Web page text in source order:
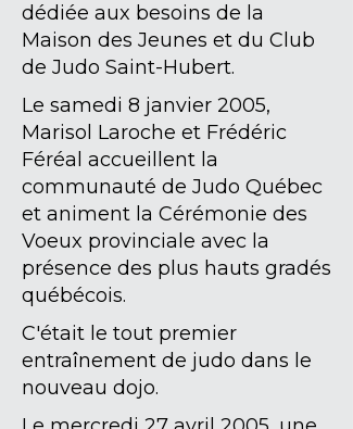
dédiée aux besoins de la
Maison des Jeunes et du Club
de Judo Saint-Hubert.
Le samedi 8 janvier 2005,
Marisol Laroche et Frédéric
Féréal accueillent la
communauté de Judo Québec
et animent la Cérémonie des
Voeux provinciale avec la
présence des plus hauts gradés
québécois.
C'était le tout premier
entraînement de judo dans le
nouveau dojo.